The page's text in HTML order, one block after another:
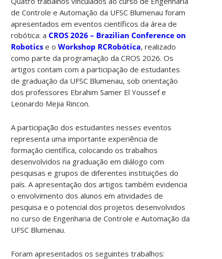
de Controle e Automação da UFSC Blumenau foram
apresentados em eventos científicos da área de
robótica: aCROS 2026 – Brazilian Conference on
Robotics e oWorkshop RCRobótica, realizado
como parte da programação da CROS 2026. Os
artigos contam com a participação de estudantes
de graduação da UFSC Blumenau, sob orientação
dos professores Ebrahim Samer El Youssef e
Leonardo Mejia Rincon.
A participação dos estudantes nesses eventos
representa uma importante experiência de
formação científica, colocando os trabalhos
desenvolvidos na graduação em diálogo com
pesquisas e grupos de diferentes instituições do
país. A apresentação dos artigos também evidencia
o envolvimento dos alunos em atividades de
pesquisa e o potencial dos projetos desenvolvidos
no curso de Engenharia de Controle e Automação da
UFSC Blumenau.
Foram apresentados os seguintes trabalhos: